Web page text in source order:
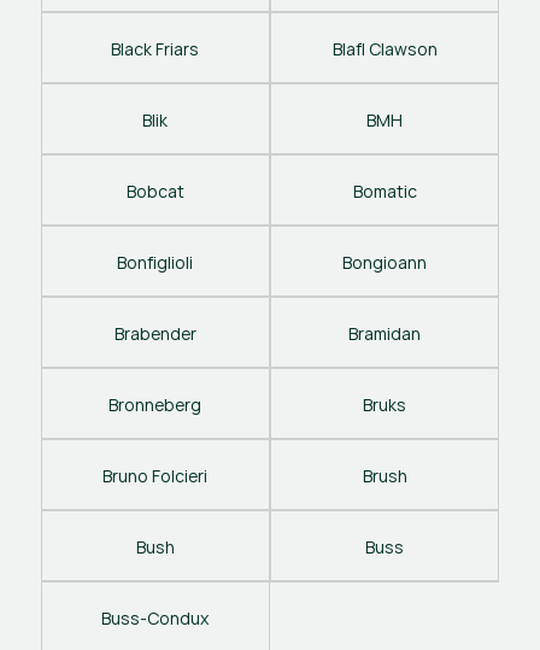
Black Friars Blafl Clawson
Blik BMH
Bobcat Bomatic
Bonfiglioli Bongioann
Brabender Bramidan
Bronneberg Bruks
Bruno Folcieri Brush
Bush Buss
Buss-Condux